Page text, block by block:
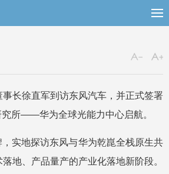
长徐直军到访东风汽车，并正式签署
所——华为全球光能力中心启航。
实地探访东风与华为乾崑全栈原生共
地、产品量产的产业化落地新阶段。